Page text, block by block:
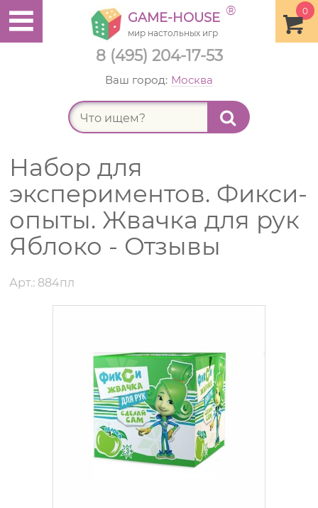
8 (495) 204-17-53
0
GAME-HOUSE ®
мир настольных игр
Ваш город: Москва
Набор для
экспериментов. Фикси-
опыты. Жвачка для рук
Яблоко - Отзывы
Арт.: 884пл